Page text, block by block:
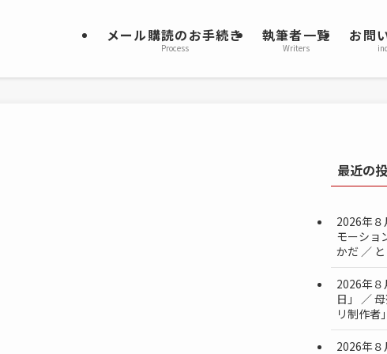
メール購読のお手続き
Process
執筆者一覧
Writers
お問
最近の
2026年８
モーショ
かだ ／
2026年
日」 ／
リ制作者
2026年